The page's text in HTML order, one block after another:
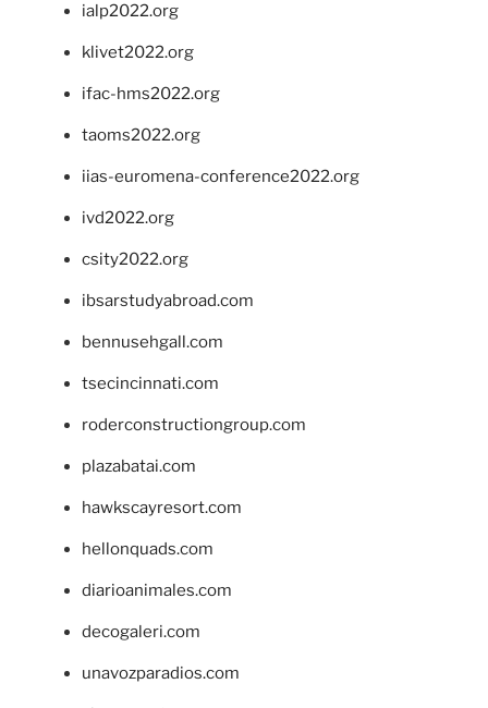
ialp2022.org
klivet2022.org
ifac-hms2022.org
taoms2022.org
iias-euromena-conference2022.org
ivd2022.org
csity2022.org
ibsarstudyabroad.com
bennusehgall.com
tsecincinnati.com
roderconstructiongroup.com
plazabatai.com
hawkscayresort.com
hellonquads.com
diarioanimales.com
decogaleri.com
unavozparadios.com